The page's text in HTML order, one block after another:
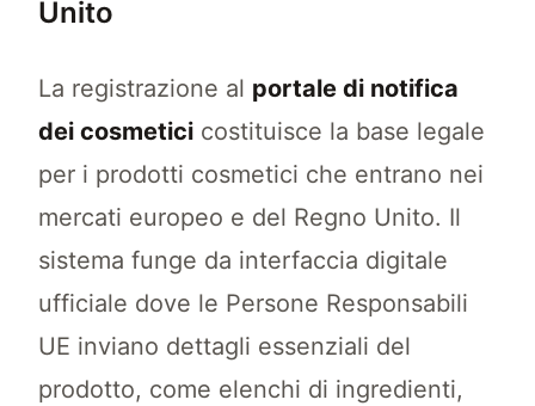
Unito
La registrazione al portale di notifica
dei cosmetici costituisce la base legale
per i prodotti cosmetici che entrano nei
mercati europeo e del Regno Unito. Il
sistema funge da interfaccia digitale
ufficiale dove le Persone Responsabili
UE inviano dettagli essenziali del
prodotto, come elenchi di ingredienti,